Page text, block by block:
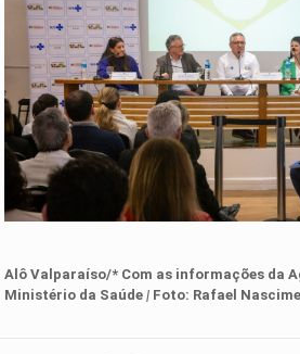
Alô Valparaíso/* Com as informações da
Ministério da Saúde | Foto: Rafael